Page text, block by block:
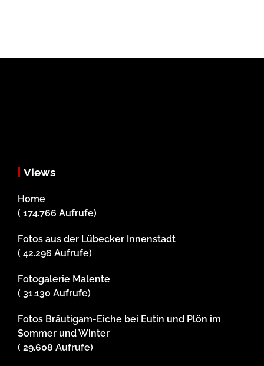
Views
Home
( 174.766 Aufrufe)
Fotos aus der Lübecker Innenstadt
( 42.296 Aufrufe)
Fotogalerie Malente
( 31.130 Aufrufe)
Fotos Bräutigam-Eiche bei Eutin und Plön im
Sommer und Winter
( 29.608 Aufrufe)